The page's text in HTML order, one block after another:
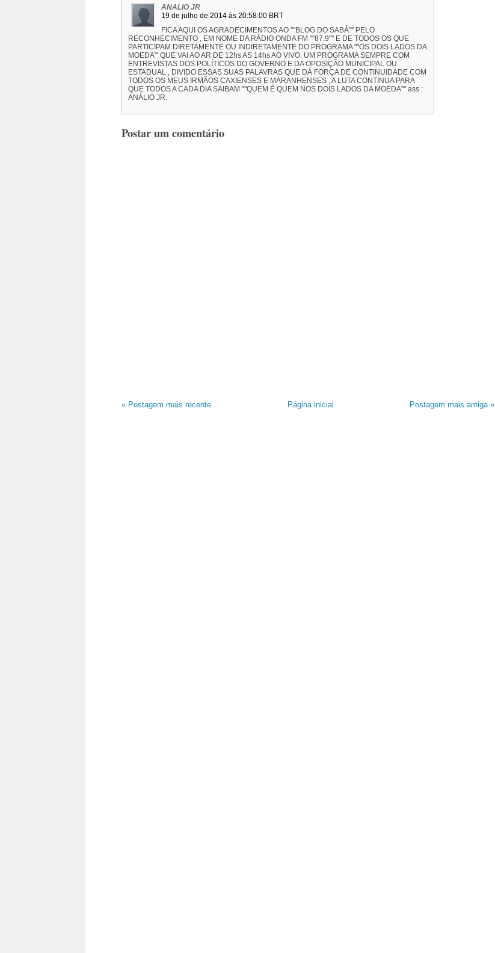
ANALIO JR
19 de julho de 2014 às 20:58:00 BRT
FICA AQUI OS AGRADECIMENTOS AO ""BLOG DO SABÁ"" PELO
RECONHECIMENTO , EM NOME DA RÁDIO ONDA FM ""87.9"" E DE TODOS OS QUE
PARTICIPAM DIRETAMENTE OU INDIRETAMENTE DO PROGRAMA ""OS DOIS LADOS DA
MOEDA"' QUE VAI AO AR DE 12hs AS 14hs AO VIVO. UM PROGRAMA SEMPRE COM
ENTREVISTAS DOS POLÍTICOS DO GOVERNO E DA OPOSIÇÃO MUNICIPAL OU
ESTADUAL , DIVIDO ESSAS SUAS PALAVRAS QUE DÁ FORÇA DE CONTINUIDADE COM
TODOS OS MEUS IRMÃOS CAXIENSES E MARANHENSES , A LUTA CONTINUA PARA
QUE TODOS A CADA DIA SAIBAM ""QUEM É QUEM NOS DOIS LADOS DA MOEDA"" ass :
ANÁLIO JR.
Postar um comentário
« Postagem mais recente Postagem mais antiga »
Página inicial